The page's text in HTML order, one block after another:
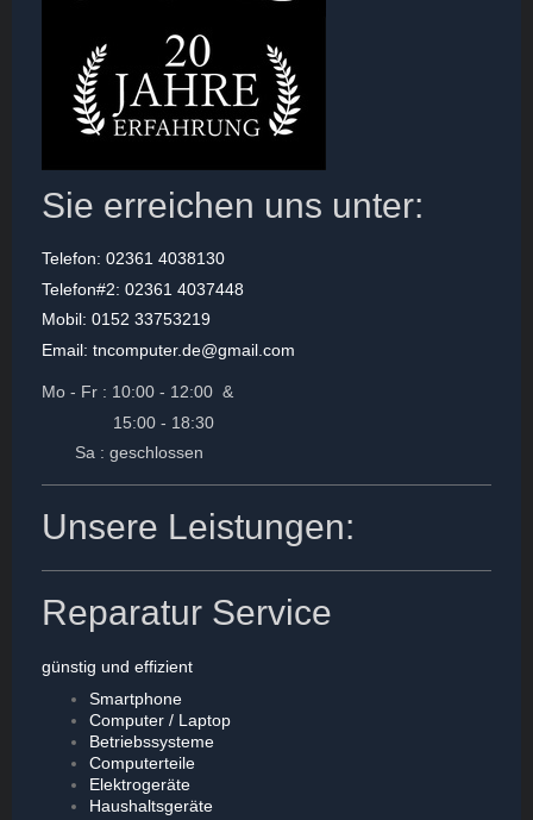
Sie erreichen uns unter:
Telefon: 02361 4038130
Telefon#2: 02361 4037448
Mobil: 0152 33753219
Email: tncomputer.de@gmail.com
Mo - Fr : 10:00 - 12:00 &
15:00 - 18:30
Sa : geschlossen
Unsere Leistungen:
Reparatur Service
günstig und effizient
Smartphone
Computer / Laptop
Betriebssysteme
Computerteile
Elektrogeräte
Haushaltsgeräte